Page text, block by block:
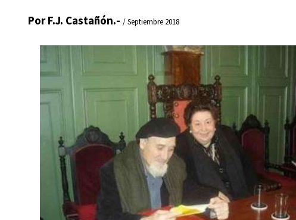
Por F.J. Castañón.- / Septiembre 2018